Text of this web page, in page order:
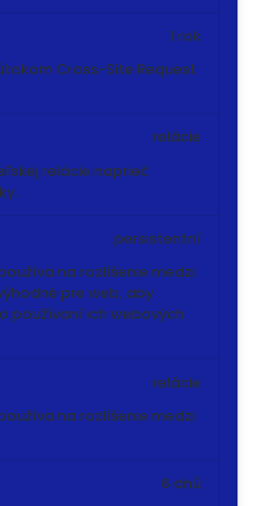
Cross-Site Request
1 rok
relácie naprieč
relácie
na rozlíšenie medzi
pre web, aby
používaní ich webových
persistentní
na rozlíšenie medzi
relácie
6 dnů